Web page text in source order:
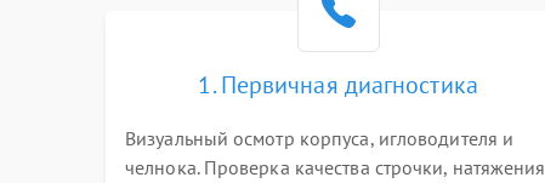
1. Первичная диагностика
Визуальный осмотр корпуса, игловодителя и
челнока. Проверка качества строчки, натяжения